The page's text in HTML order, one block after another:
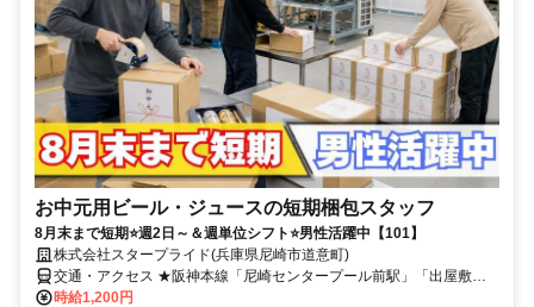
お中元用ビール・ジュースの短期梱包スタッフ
8月末まで短期⭐週2日～＆週単位シフト⭐男性活躍中【101】
株式会社スタープライド(兵庫県尼崎市道意町)
交通・アクセス ★阪神本線「尼崎センタープール前駅」「出屋敷
駅」からバイクで約3分★バイク・自転車通勤OK
時給1,200円